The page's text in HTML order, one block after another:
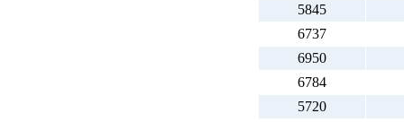
5845
6737
6950
6784
5720